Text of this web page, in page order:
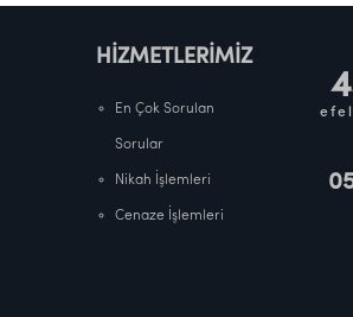
HİZMETLERİMİZ
En Çok Sorulan
Sorular
Nikah İşlemleri
Cenaze İşlemleri